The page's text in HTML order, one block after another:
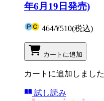
年6月19日発売)
464/¥510(税込)
カートに追加
カートに追加しました
試し読み